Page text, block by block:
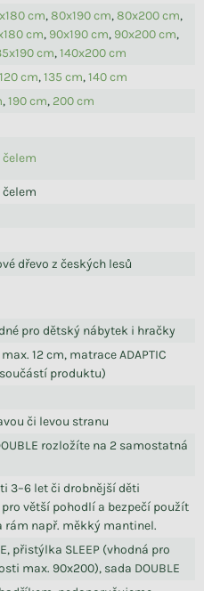
cm,80x190 cm,80x200 cm,
cm, 90x190 cm, 90x200 cm,
cm,140x200 cm
120 cm,135 cm,140 cm
,190 cm, 200 cm
čelem
čelem
dřevo z českých lesů
pro dětský nábytek i hračky
12 cm, matrace ADAPTIC
produktu)
či levou stranu
rozložíte na 2 samostatná
3–6 let či drobnější děti
větší pohodlí a bezpečí použít
rám např. měkký mantinel.
přistýlka SLEEP (vhodná pro
max. 90x200), sada DOUBLE